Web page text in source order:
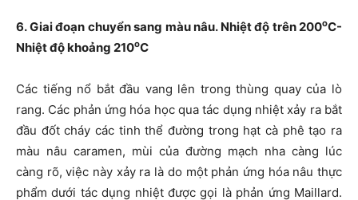
6. Giai đoạn chuyển sang màu nâu. Nhiệt độ trên 200oC-
Nhiệt độ khoảng 210oC
Các tiếng nổ bắt đầu vang lên trong thùng quay của lò
rang. Các phản ứng hóa học qua tác dụng nhiệt xảy ra bắt
đầu đốt cháy các tinh thể đường trong hạt cà phê tạo ra
màu nâu caramen, mùi của đường mạch nha càng lúc
càng rõ, việc này xảy ra là do một phản ứng hóa nâu thực
phẩm dưới tác dụng nhiệt được gọi là phản ứng Maillard.